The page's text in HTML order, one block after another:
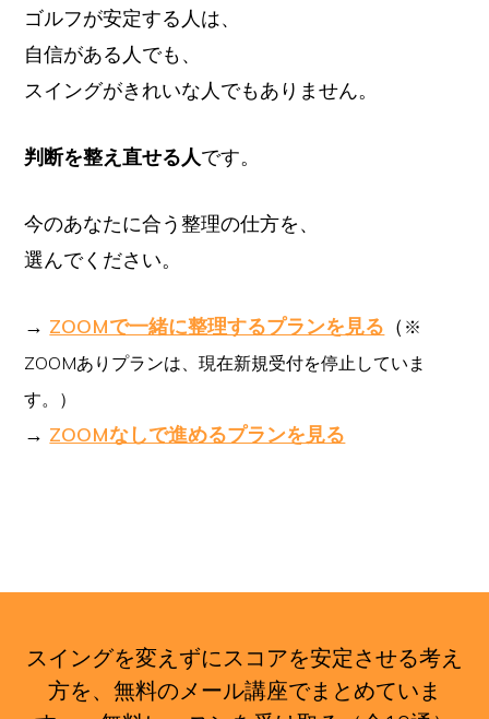
ゴルフが安定する人は、
自信がある人でも、
スイングがきれいな人でもありません。
判断を整え直せる人です。
今のあなたに合う整理の仕方を、
選んでください。
→ ZOOMで一緒に整理するプランを見る （ ※
ZOOMありプランは、現在新規受付を停止していま
す。）
→ ZOOMなしで進めるプランを見る
スイングを変えずにスコアを安定させる考え
方を、無料のメール講座でまとめていま